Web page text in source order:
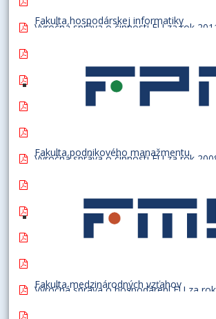
Fakulta hospodárskej informatiky
Fakulta podnikového manažmentu
Fakulta medzinárodných vzťahov
Výročná správa o činnosti EU za rok
Výročná správa o činnosti EU za rok
Výročná správa o činnosti EU za rok 2009
Výročná správa o činnosti EU za rok
Výročná správa o činnosti EU za rok 2007
Výročná správa o hospodárení EU za rok
Výročná správa o hospodárení EU za